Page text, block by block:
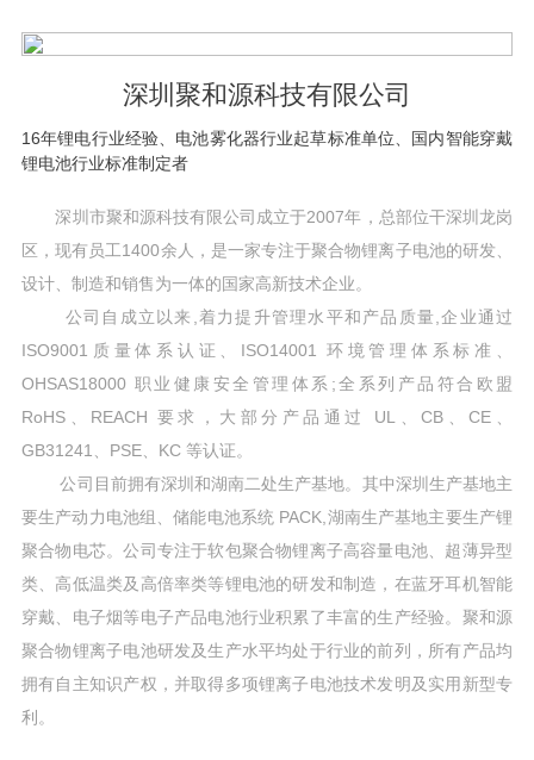
深圳聚和源科技有限公司
16年锂电行业经验、电池雾化器行业起草标准单位、国内智能穿戴
锂电池行业标准制定者
深圳市聚和源科技有限公司成立于2007年，总部位干深圳龙岗
区，现有员工1400余人，是一家专注于聚合物锂离子电池的研发、
设计、制造和销售为一体的国家高新技术企业。
公司自成立以来,着力提升管理水平和产品质量,企业通过
ISO9001质量体系认证、ISO14001 环境管理体系标准、
OHSAS18000 职业健康安全管理体系;全系列产品符合欧盟
RoHS、REACH 要求，大部分产品通过 UL、CB、CE、
GB31241、PSE、KC 等认证。
公司目前拥有深圳和湖南二处生产基地。其中深圳生产基地主
要生产动力电池组、储能电池系统 PACK,湖南生产基地主要生产锂
聚合物电芯。公司专注于软包聚合物锂离子高容量电池、超薄异型
类、高低温类及高倍率类等锂电池的研发和制造，在蓝牙耳机智能
穿戴、电子烟等电子产品电池行业积累了丰富的生产经验。聚和源
聚合物锂离子电池研发及生产水平均处于行业的前列，所有产品均
拥有自主知识产权，并取得多项锂离子电池技术发明及实用新型专
利。